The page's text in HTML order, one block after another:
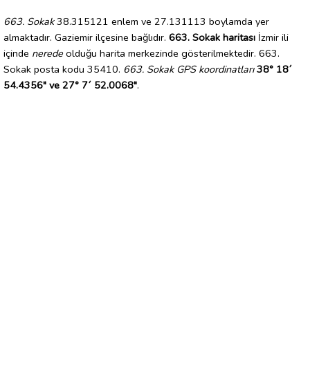
663. Sokak38.315121 enlem ve 27.131113 boylamda yer
almaktadır. Gaziemir ilçesine bağlıdır. 663. Sokak haritası İzmir ili
içinde nerede olduğu harita merkezinde gösterilmektedir. 663.
Sokak posta kodu 35410. 663. Sokak GPS koordinatları 38° 18´
54.4356" ve 27° 7´ 52.0068".